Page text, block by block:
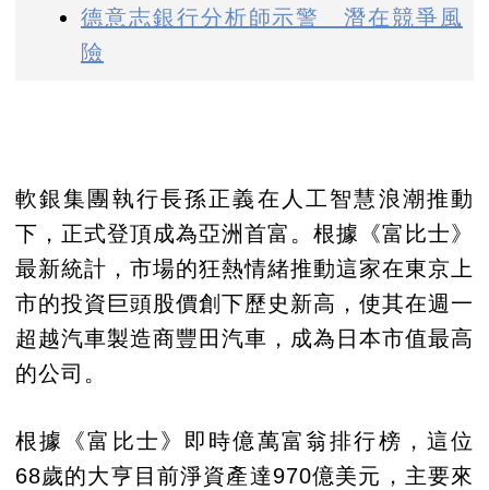
德意志銀行分析師示警 潛在競爭風
險
軟銀集團執行長孫正義在人工智慧浪潮推動
下，正式登頂成為亞洲首富。根據《富比士》
最新統計，市場的狂熱情緒推動這家在東京上
市的投資巨頭股價創下歷史新高，使其在週一
超越汽車製造商豐田汽車，成為日本市值最高
的公司。
根據《富比士》即時億萬富翁排行榜，這位
68歲的大亨目前淨資產達970億美元，主要來